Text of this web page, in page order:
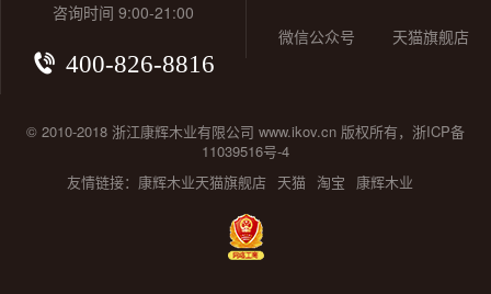
咨询时间 9:00-21:00
400-826-8816
微信公众号 天猫旗舰店
© 2010-2018 浙江康辉木业有限公司 www.ikov.cn 版权所有，浙ICP备
11039516号-4
友情链接： 康辉木业天猫旗舰店 天猫 淘宝 康辉木业